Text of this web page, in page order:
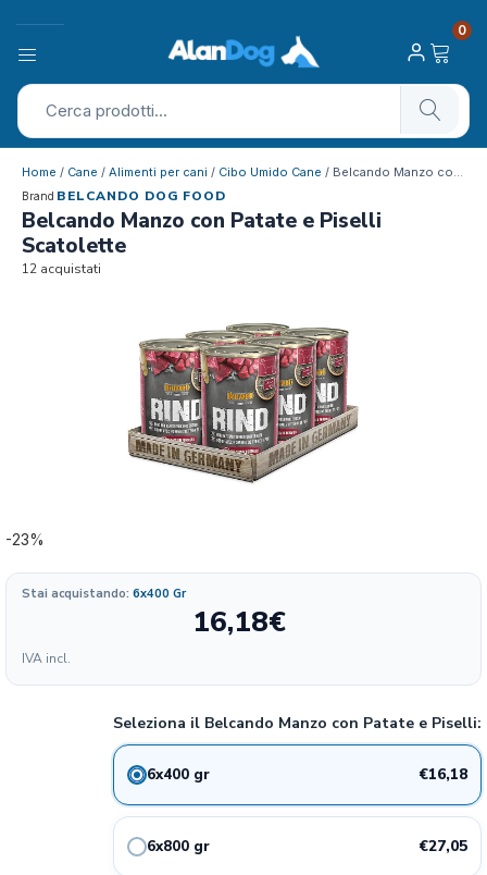
0
Home / Cane / Alimenti per cani / Cibo Umido Cane / Belcando Manzo con Patate e Piselli S…
Brand BELCANDO DOG FOOD
Belcando Manzo con Patate e Piselli
Scatolette
12 acquistati
-23%
Stai acquistando: 6x400 Gr
16,18€
IVA incl.
Seleziona il Belcando Manzo con Patate e Piselli:
6x400 gr €16,18
6x800 gr €27,05
6x400gr 23% 16.18€
6x800gr
5.41
€/KG